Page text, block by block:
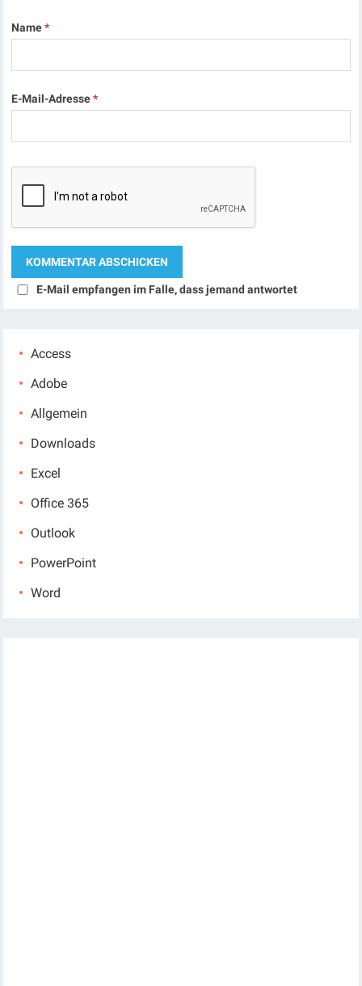
Name*
E-Mail-Adresse*
E-Mail empfangen im Falle, dass jemand antwortet
Access
Adobe
Allgemein
Downloads
Excel
Office 365
Outlook
PowerPoint
Word